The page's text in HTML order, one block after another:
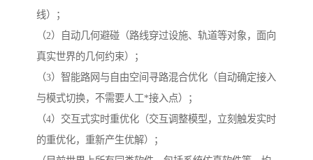
线）；
（2）自动几何避碰（路线穿过设施、轨道等对象，面向
真实世界的几何约束）；
（3）智能路网与自由空间寻路混合优化（自动确定接入
与模式切换，不需要人工*接入点）；
（4）交互式实时重优化（交互调整模型，立刻触发实时
的重优化，重新产生优解）；